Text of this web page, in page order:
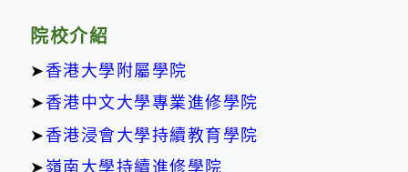
院校介紹
➤ 香港大學附屬學院
➤ 香港中文大學專業進修學院
➤ 香港浸會大學持續教育學院
➤嶺南大學持續進修學院